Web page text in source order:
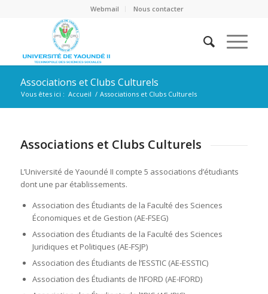
Webmail Nous contacter
Associations et Clubs Culturels
Vous êtes ici : Accueil / Associations et Clubs Culturels
Associations et Clubs Culturels
L’Université de Yaoundé II compte 5 associations d’étudiants
dont une par établissements.
Association des Étudiants de la Faculté des Sciences
Économiques et de Gestion (AE-FSEG)
Association des Étudiants de la Faculté des Sciences
Juridiques et Politiques (AE-FSJP)
Association des Étudiants de l’ESSTIC (AE-ESSTIC)
Association des Étudiants de l’IFORD (AE-IFORD)